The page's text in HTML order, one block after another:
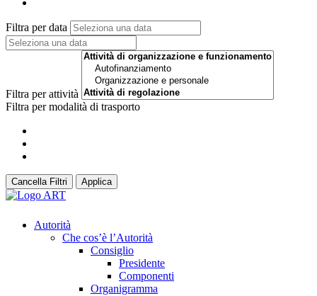
Filtra per data
Filtra per attività
Filtra per modalità di trasporto
Cancella Filtri Applica
Autorità
Che cos’è l’Autorità
Consiglio
Presidente
Componenti
Organigramma